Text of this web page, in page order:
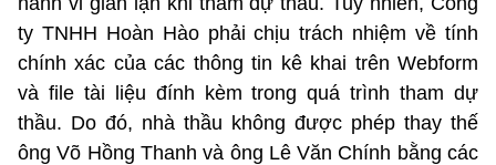
ty TNHH Hoàn Hào phải chịu trách nhiệm về tính
chính xác của các thông tin kê khai trên Webform
và file tài liệu đính kèm trong quá trình tham dự
thầu. Do đó, nhà thầu không được phép thay thế
ông Võ Hồng Thanh và ông Lê Văn Chính bằng các